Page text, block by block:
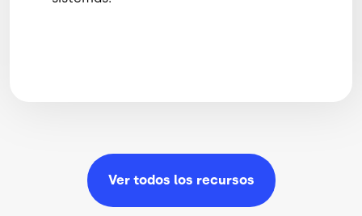
Ver todos los recursos